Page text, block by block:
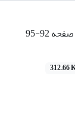
92-95
312.66